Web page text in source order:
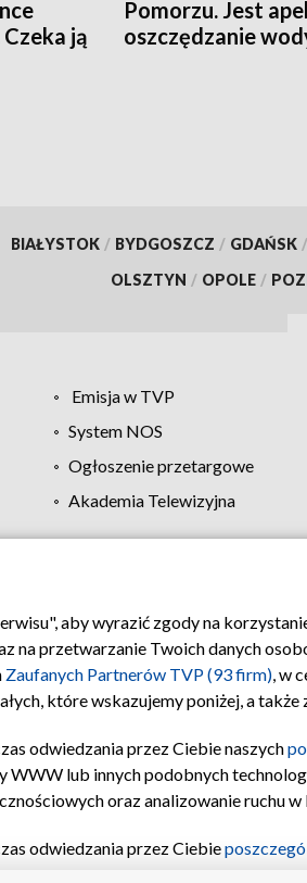
ją
Pomorzu. Jest
oszczędzanie
BIAŁYSTOK / BYDGOSZCZ / GDAŃSK /
OLSZTYN / OPOLE /
Emisja w TVP
System NOS
Ogłoszenie przetargowe
Akademia Telewizyjna
Regulamin TVP Polityka
aby wyrazić zgody na
na przetwarzanie Twoich danych
Zaufanych Partnerów TVP (93 firm), w
które wskazujemy poniżej, a
odwiedzania przez Ciebie naszych
lub innych podobnych
oraz analizowanie ruchu w
odwiedzania przez Ciebie